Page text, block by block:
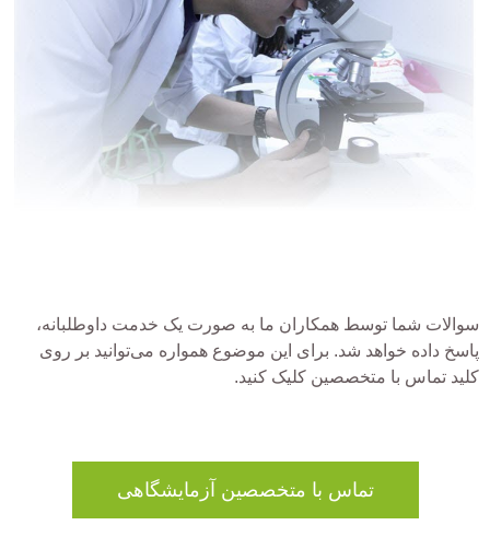
سوالات شما توسط همکاران ما به صورت یک خدمت داوطلبانه،
پاسخ داده خواهد شد. برای این موضوع همواره می‌توانید بر روی
کلید تماس با متخصصین کلیک کنید.
تماس با متخصصین آزمایشگاهی